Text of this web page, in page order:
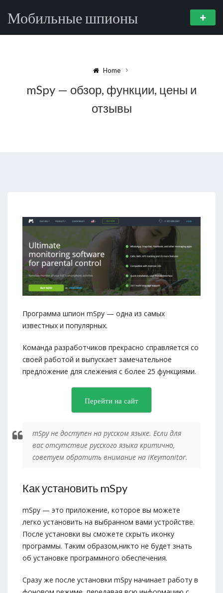
Мобильные шпионы
Home
mSpy — обзор, функции, цены и
отзывы
Программа шпион mSpy — одна из самых
известных и популярных.
Команда разработчиков прекрасно справляется со
своей работой и выпускает замечательное
предложение для слежения с более 25 функциями.
Перейти на сайт
mSpy не доступен на русском языке. Если для
вас отсутствие русского языка критично,
советуем обратить внимание на iKeymonitor.
Как установить mSpy
mSpy — это приложение, которое вы можете
легко установить на выбранном вами устройстве.
После установки вы сможете скрыть иконку
программы. Таким образом,никто не будет знать
об установке программного обеспечения.
Сразу же после установки mSpy начинает работу в